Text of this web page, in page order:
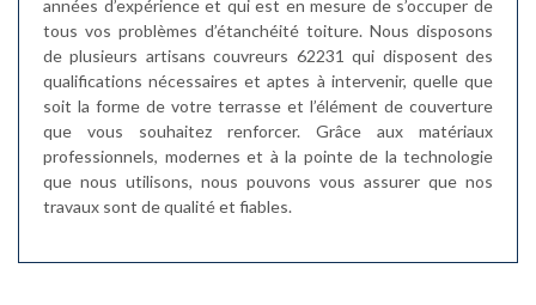
années d’expérience et qui est en mesure de s’occuper de
tous vos problèmes d’étanchéité toiture. Nous disposons
de plusieurs artisans couvreurs 62231 qui disposent des
qualifications nécessaires et aptes à intervenir, quelle que
soit la forme de votre terrasse et l’élément de couverture
que vous souhaitez renforcer. Grâce aux matériaux
professionnels, modernes et à la pointe de la technologie
que nous utilisons, nous pouvons vous assurer que nos
travaux sont de qualité et fiables.